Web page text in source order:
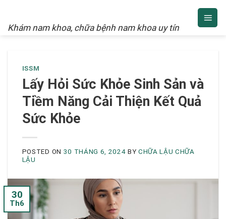
Khám nam khoa, chữa bệnh nam khoa uy tín
ISSM
Lấy Hỏi Sức Khỏe Sinh Sản và
Tiềm Năng Cải Thiện Kết Quả
Sức Khỏe
POSTED ON 30 THÁNG 6, 2024 BY CHỮA LẬU CHỮA
LẬU
30
Th6